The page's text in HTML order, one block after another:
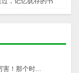
害！那个时...